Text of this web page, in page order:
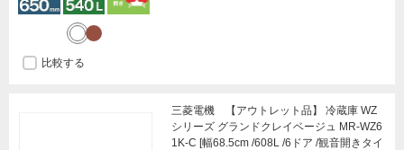
比較する
三菱電機 【アウトレット品】 冷蔵庫 WZ
シリーズ グランドクレイベージュ MR-WZ6
1K-C [幅68.5cm /608L /6ドア /観音開きタイ